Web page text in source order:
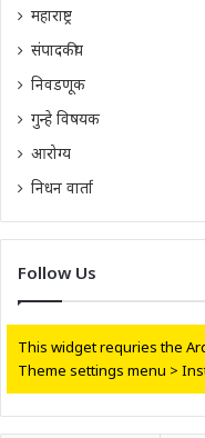
महाराष्ट्र
संपादकीय
निवडणूक
गुन्हे विषयक
आरोग्य
निधन वार्ता
Follow Us
This widget requries the
Theme settings menu >